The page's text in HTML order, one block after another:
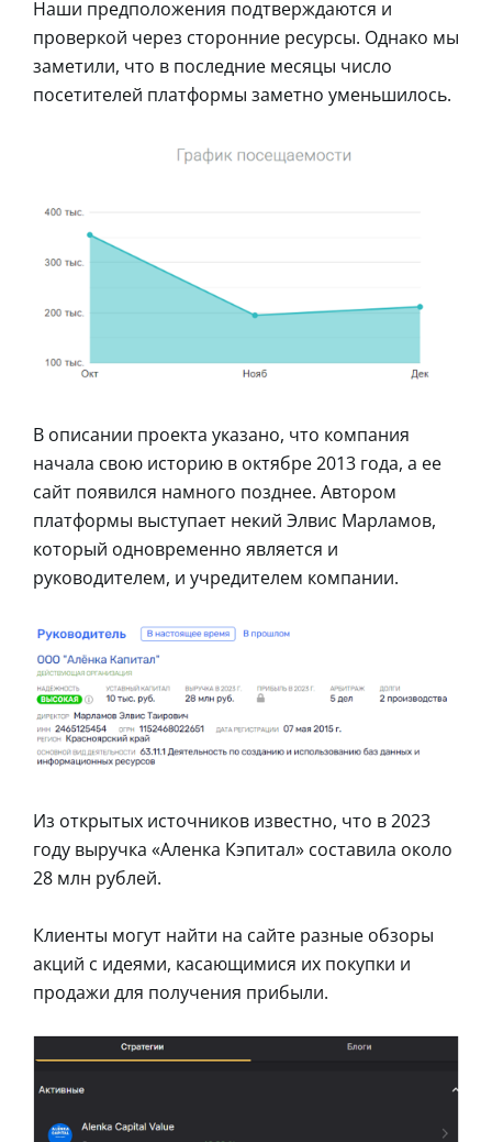
Наши предположения подтверждаются и
проверкой через сторонние ресурсы. Однако мы
заметили, что в последние месяцы число
посетителей платформы заметно уменьшилось.
В описании проекта указано, что компания
начала свою историю в октябре 2013 года, а ее
сайт появился намного позднее. Автором
платформы выступает некий Элвис Марламов,
который одновременно является и
руководителем, и учредителем компании.
Из открытых источников известно, что в 2023
году выручка «Аленка Кэпитал» составила около
28 млн рублей.
Клиенты могут найти на сайте разные обзоры
акций с идеями, касающимися их покупки и
продажи для получения прибыли.